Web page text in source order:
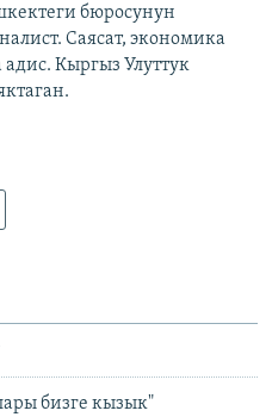
бюросунун
Саясат, экономика
Кыргыз Улуттук
бизге кызык"